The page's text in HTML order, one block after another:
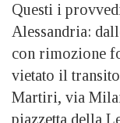
Questi i
Alessandria:
con rimozione
vietato il
Martiri, via
piazzetta della